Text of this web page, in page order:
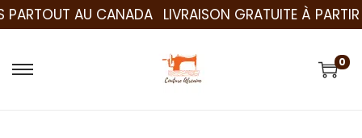
AU CANADA LIVRAISON GRATUITE À PARTIR
0